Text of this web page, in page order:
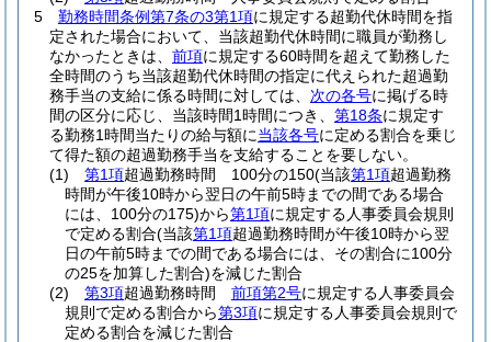
5
勤務時間条例第7条の3第1項に規定する超勤代休時間を指
定された場合において、当該超勤代休時間に職員が勤務し
なかったときは、 前項に規定する60時間を超えて勤務した
全時間のうち当該超勤代休時間の指定に代えられた超過勤
務手当の支給に係る時間に対しては、 次の各号に掲げる時
間の区分に応じ、当該時間1時間につき、 第18条に規定す
る勤務1時間当たりの給与額に当該各号に定める割合を乗じ
て得た額の超過勤務手当を支給することを要しない。
(1)
第1項超過勤務時間 100分の150(当該第1項超過勤務
時間が午後10時から翌日の午前5時までの間である場合
には、100分の175)から第1項に規定する人事委員会規則
で定める割合(当該第1項超過勤務時間が午後10時から翌
日の午前5時までの間である場合には、その割合に100分
の25を加算した割合)を減じた割合
(2)
第3項超過勤務時間 前項第2号に規定する人事委員会
規則で定める割合から第3項に規定する人事委員会規則で
定める割合を減じた割合